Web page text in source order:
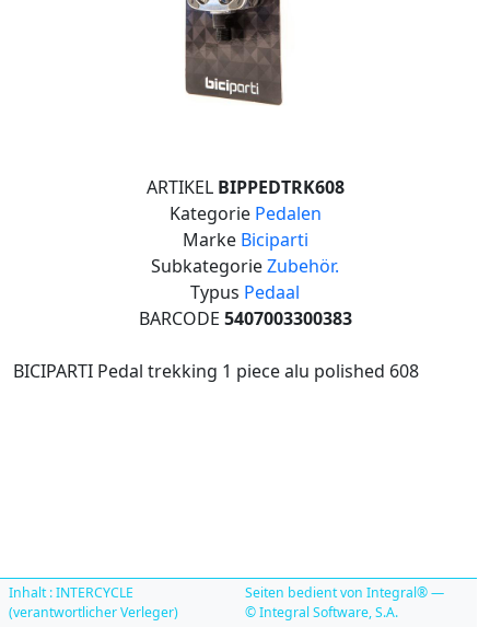
ARTIKEL BIPPEDTRK608
Kategorie Pedalen
Marke Biciparti
SubkategorieZubehör.
Typus Pedaal
BARCODE 5407003300383
BICIPARTI Pedal trekking 1 piece alu polished 608
Inhalt : INTERCYCLE
(verantwortlicher Verleger)
Seiten bedient von Integral® —
© Integral Software, S.A.